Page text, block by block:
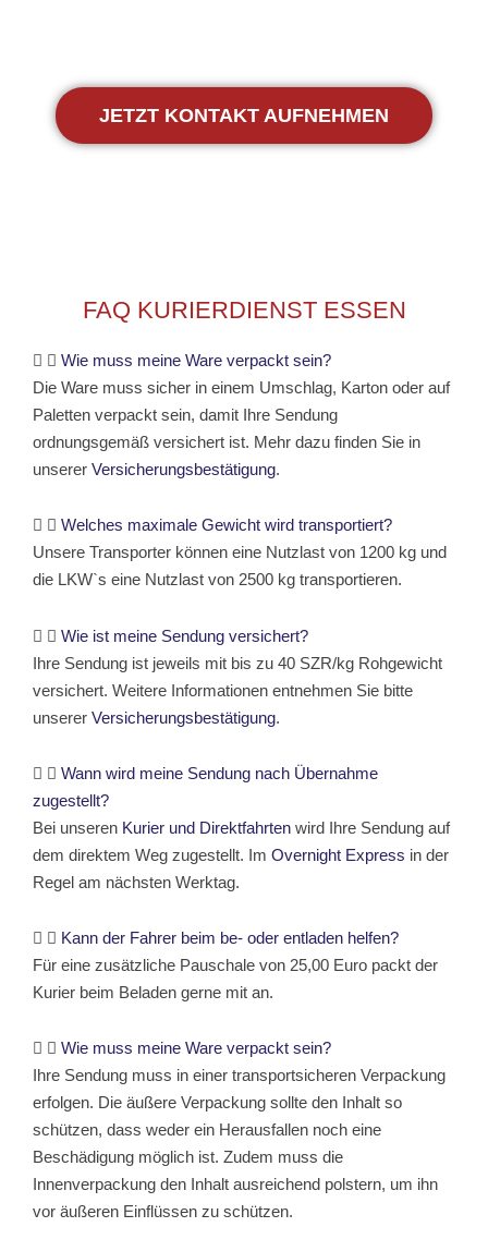
JETZT KONTAKT AUFNEHMEN
FAQ KURIERDIENST ESSEN
Wie muss meine Ware verpackt sein?
Die Ware muss sicher in einem Umschlag, Karton oder auf
Paletten verpackt sein, damit Ihre Sendung
ordnungsgemäß versichert ist. Mehr dazu finden Sie in
unserer Versicherungsbestätigung.
Welches maximale Gewicht wird transportiert?
Unsere Transporter können eine Nutzlast von 1200 kg und
die LKW`s eine Nutzlast von 2500 kg transportieren.
Wie ist meine Sendung versichert?
Ihre Sendung ist jeweils mit bis zu 40 SZR/kg Rohgewicht
versichert. Weitere Informationen entnehmen Sie bitte
unserer Versicherungsbestätigung.
Wann wird meine Sendung nach Übernahme
zugestellt?
Bei unseren Kurier und Direktfahrten wird Ihre Sendung auf
dem direktem Weg zugestellt. Im Overnight Express in der
Regel am nächsten Werktag.
Kann der Fahrer beim be- oder entladen helfen?
Für eine zusätzliche Pauschale von 25,00 Euro packt der
Kurier beim Beladen gerne mit an.
Wie muss meine Ware verpackt sein?
Ihre Sendung muss in einer transportsicheren Verpackung
erfolgen. Die äußere Verpackung sollte den Inhalt so
schützen, dass weder ein Herausfallen noch eine
Beschädigung möglich ist. Zudem muss die
Innenverpackung den Inhalt ausreichend polstern, um ihn
vor äußeren Einflüssen zu schützen.